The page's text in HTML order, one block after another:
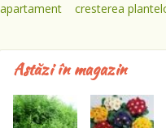
apartament
cresterea
Astăzi în magazin